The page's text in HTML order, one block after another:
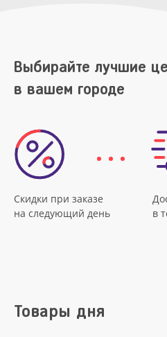
Выбирайте лучшие
в вашем городе
Скидки при заказе
на следующий день
в
Товары дня